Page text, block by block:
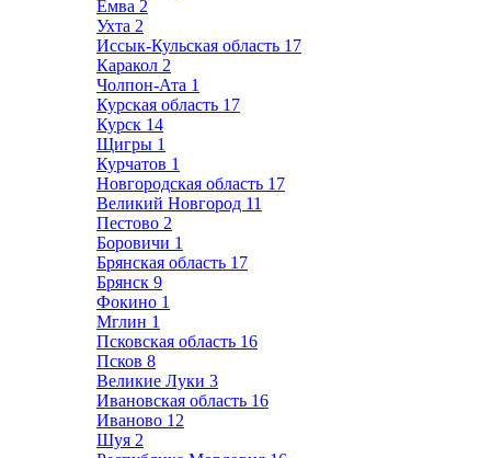
Емва 2
Ухта 2
Иссык-Кульская область 17
Каракол 2
Чолпон-Ата 1
Курская область 17
Курск 14
Щигры 1
Курчатов 1
Новгородская область 17
Великий Новгород 11
Пестово 2
Боровичи 1
Брянская область 17
Брянск 9
Фокино 1
Мглин 1
Псковская область 16
Псков 8
Великие Луки 3
Ивановская область 16
Иваново 12
Шуя 2